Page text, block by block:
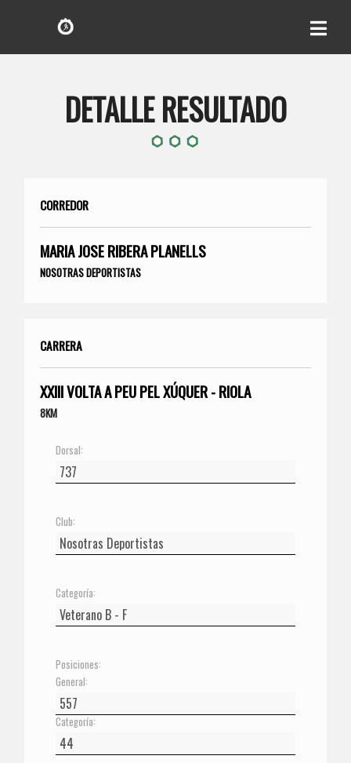
DETALLE RESULTADO
CORREDOR
MARIA JOSE RIBERA PLANELLS
NOSOTRAS DEPORTISTAS
CARRERA
XXIII VOLTA A PEU PEL XÚQUER - RIOLA
8KM
Dorsal:
Club:
Categoría:
Posiciones:
General:
Categoría: